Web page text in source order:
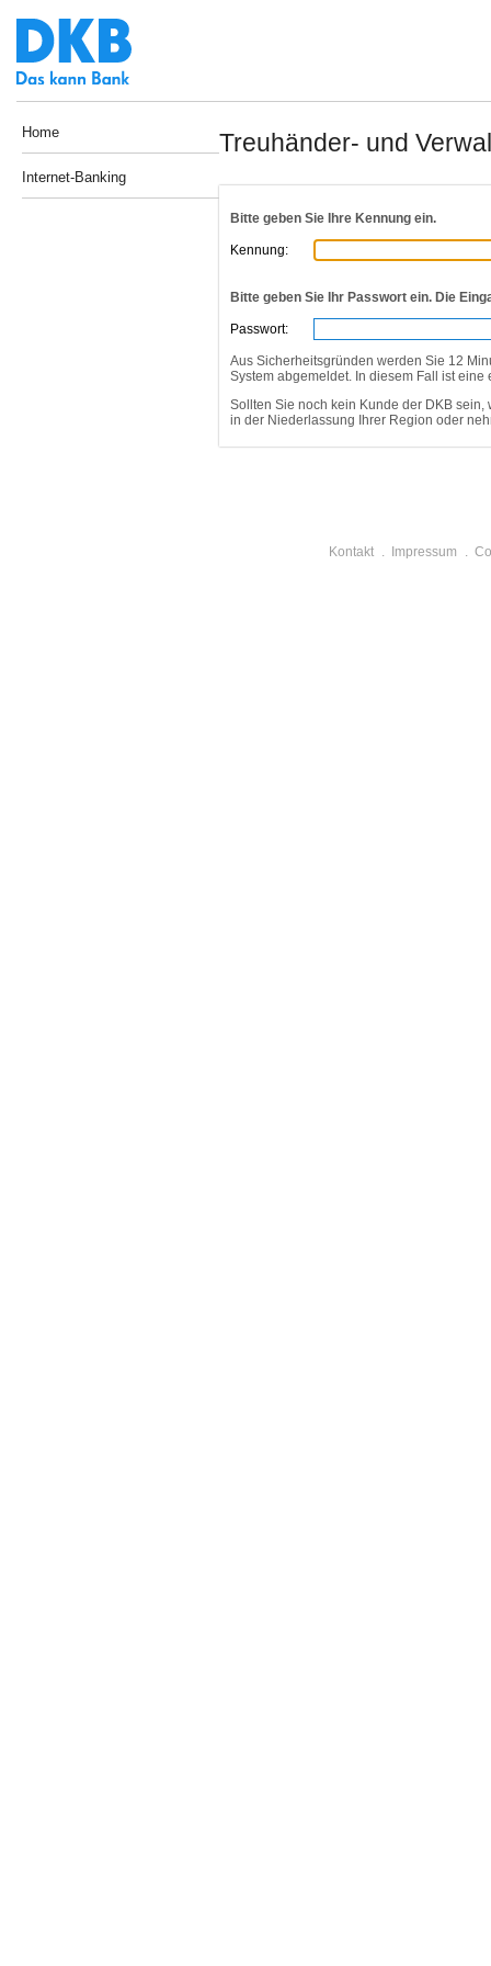
Home
Internet-Banking
Treuhänder- und
Bitte geben Sie Ihre Kennung ein.
Kennung:
Bitte geben Sie Ihr Passwort ein. Die
Passwort:
Aus Sicherheitsgründen werden Sie 12
System abgemeldet. In diesem Fall ist
Sollten Sie noch kein Kunde der DKB
in der Niederlassung Ihrer Region oder
Kontakt Impressum